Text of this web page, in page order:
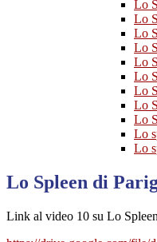
Lo
Lo
Lo
Lo
Lo
Lo
Lo
Lo
Lo
Lo
Lo
Lo Spleen di
Link al video 10 su Lo